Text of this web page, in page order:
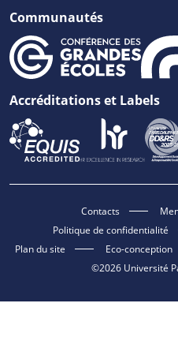
Communautés
Accréditations et Labels
Contacts
Politique de confidentialité
Plan du site
Eco-conception
©2026 Université